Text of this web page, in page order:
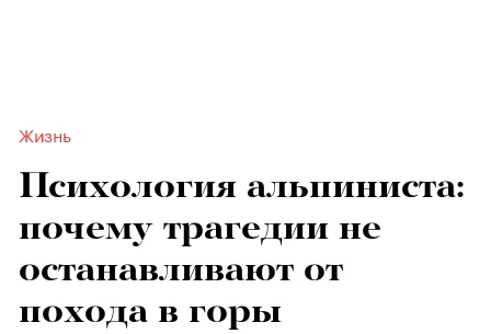
Жизнь
Психология альпиниста:
почему трагедии не
останавливают от
похода в горы